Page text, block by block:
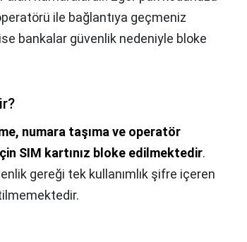
ile bağlantıya geçmeniz
bankalar güvenlik nedeniyle bloke
numara taşıma ve operatör
SIM kartınız bloke edilmektedir.
gereği tek kullanımlık şifre içeren